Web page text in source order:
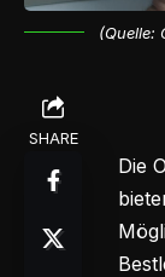
(Quelle:
SHARE
Die